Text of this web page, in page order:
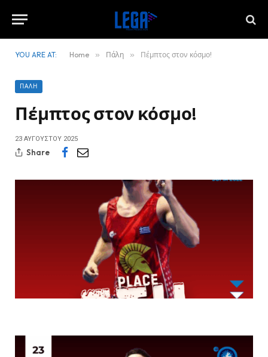
YOU ARE AT: Home » Πάλη » Πέμπτος στον κόσμο!
ΠΆΛΗ
Πέμπτος στον κόσμο!
23 ΑΥΓΟΎΣΤΟΥ 2025
Share